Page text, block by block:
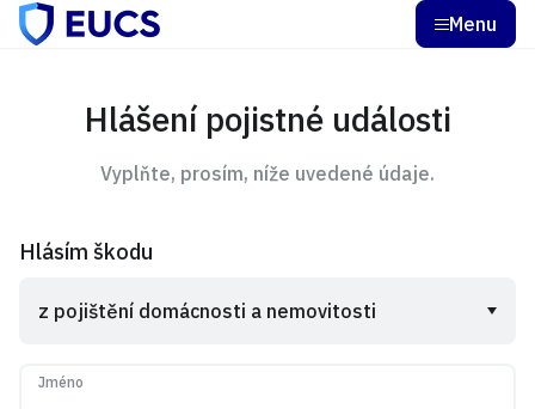
Menu
Hlášení pojistné události
Vyplňte, prosím, níže uvedené údaje.
Hlásím škodu
Jméno